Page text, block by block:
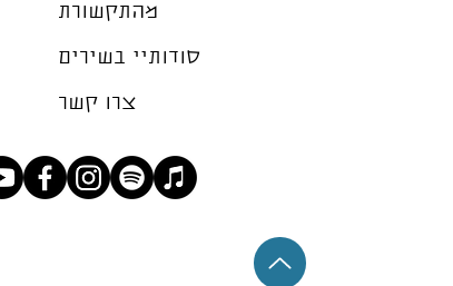
מהתקשורת
סודותיי בשירים
צרו קשר